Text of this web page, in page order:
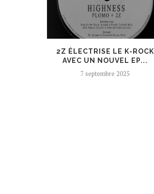
2Z ÉLECTRISE LE K-ROCK
AVEC UN NOUVEL EP...
7 septembre 2025